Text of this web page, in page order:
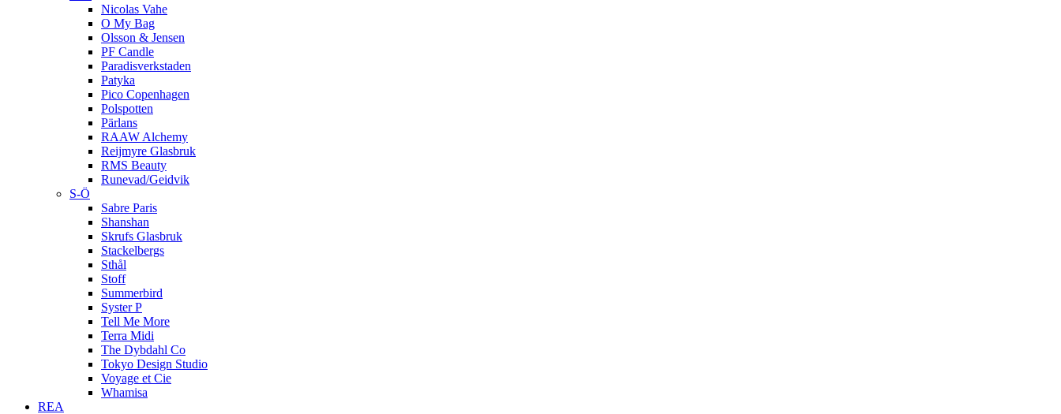
Nicolas Vahe
O My Bag
Olsson & Jensen
PF Candle
Paradisverkstaden
Patyka
Pico Copenhagen
Polspotten
Pärlans
RAAW Alchemy
Reijmyre Glasbruk
RMS Beauty
Runevad/Geidvik
S-Ö
Sabre Paris
Shanshan
Skrufs Glasbruk
Stackelbergs
Sthål
Stoff
Summerbird
Syster P
Tell Me More
Terra Midi
The Dybdahl Co
Tokyo Design Studio
Voyage et Cie
Whamisa
REA